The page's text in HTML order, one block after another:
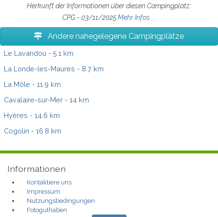
Herkunft der Informationen über diesen Campingplatz:
CPG - 03/11/2025Mehr Infos ...
Andere nahegelegene Campingplätze
Le Lavandou - 5.1 km
La Londe-les-Maures - 8.7 km
La Môle - 11.9 km
Cavalaire-sur-Mer - 14 km
Hyères - 14.6 km
Cogolin - 16.8 km
Informationen
Kontaktiere uns
Impressum
Nutzungsbedingungen
Fotoguthaben